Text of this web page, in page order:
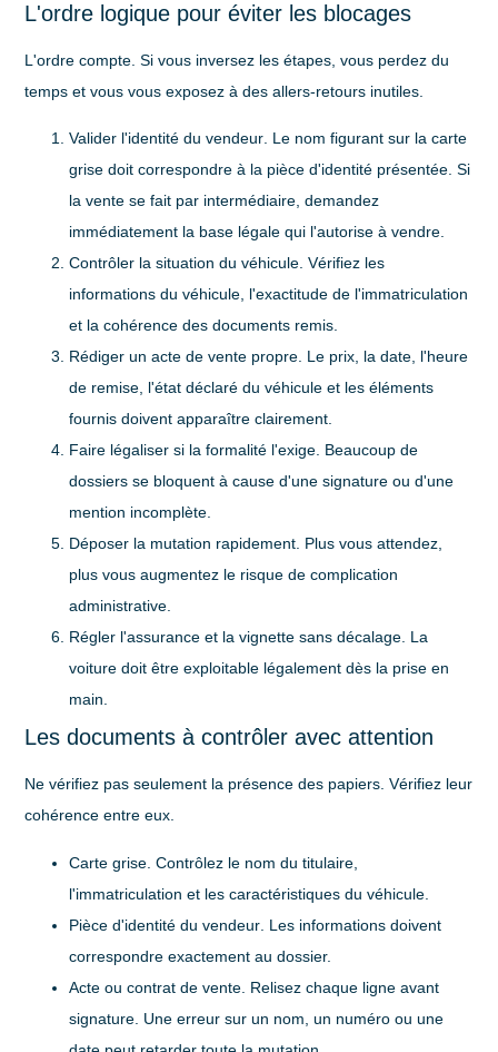
L'ordre logique pour éviter les blocages
L'ordre compte. Si vous inversez les étapes, vous perdez du
temps et vous vous exposez à des allers-retours inutiles.
Valider l'identité du vendeur. Le nom figurant sur la carte
grise doit correspondre à la pièce d'identité présentée. Si
la vente se fait par intermédiaire, demandez
immédiatement la base légale qui l'autorise à vendre.
Contrôler la situation du véhicule. Vérifiez les
informations du véhicule, l'exactitude de l'immatriculation
et la cohérence des documents remis.
Rédiger un acte de vente propre. Le prix, la date, l'heure
de remise, l'état déclaré du véhicule et les éléments
fournis doivent apparaître clairement.
Faire légaliser si la formalité l'exige. Beaucoup de
dossiers se bloquent à cause d'une signature ou d'une
mention incomplète.
Déposer la mutation rapidement. Plus vous attendez,
plus vous augmentez le risque de complication
administrative.
Régler l'assurance et la vignette sans décalage. La
voiture doit être exploitable légalement dès la prise en
main.
Les documents à contrôler avec attention
Ne vérifiez pas seulement la présence des papiers. Vérifiez leur
cohérence entre eux.
Carte grise . Contrôlez le nom du titulaire,
l'immatriculation et les caractéristiques du véhicule.
Pièce d'identité du vendeur . Les informations doivent
correspondre exactement au dossier.
Acte ou contrat de vente . Relisez chaque ligne avant
signature. Une erreur sur un nom, un numéro ou une